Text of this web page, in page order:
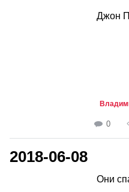
Джон
0
2018-06-08
Они